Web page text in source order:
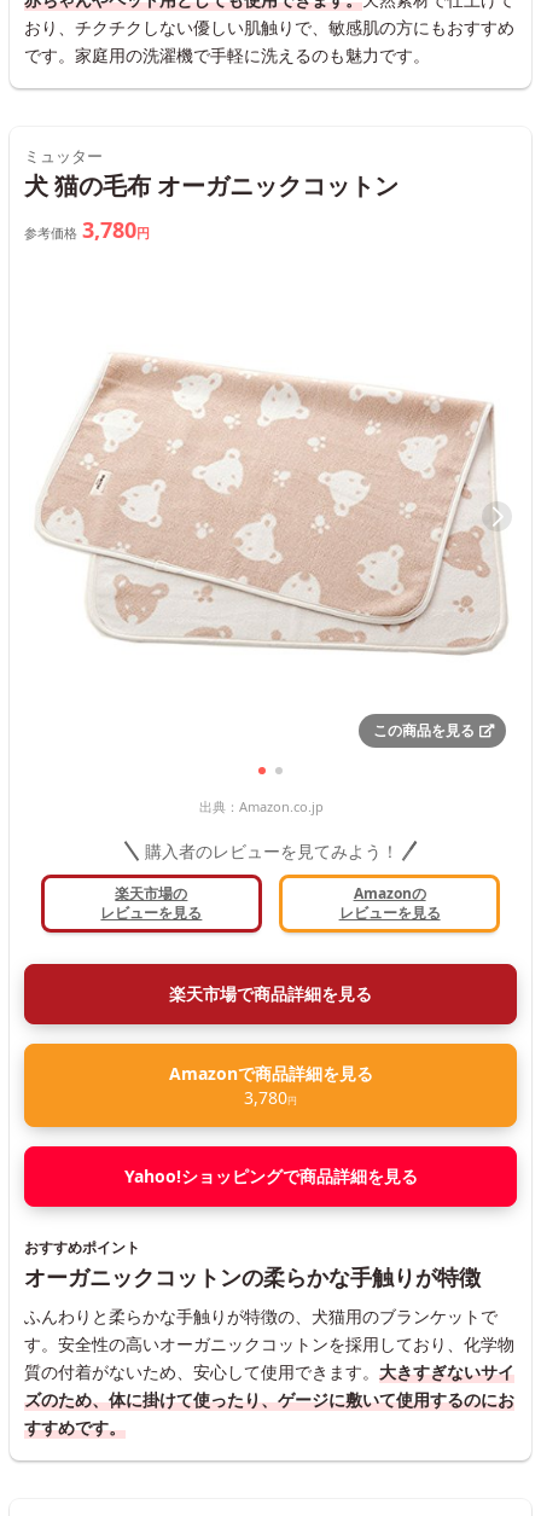
おり、チクチクしない優しい肌触りで、敏感肌の方にもおすすめ
です。家庭用の洗濯機で手軽に洗えるのも魅力です。
ミュッター
犬 猫の毛布 オーガニックコットン
参考価格 3,780円
この商品を見る
出典： Amazon.co.jp
購入者のレビューを見てみよう！
楽天市場の
レビューを見る
Amazonの
レビューを見る
楽天市場で商品詳細を見る
Amazonで商品詳細を見る
3,780円
Yahoo!ショッピングで商品詳細を見る
おすすめポイント
オーガニックコットンの柔らかな手触りが特徴
ふんわりと柔らかな手触りが特徴の、犬猫用のブランケットで
す。安全性の高いオーガニックコットンを採用しており、化学物
質の付着がないため、安心して使用できます。 大きすぎないサイ
ズのため、体に掛けて使ったり、ゲージに敷いて使用するのにお
すすめです。